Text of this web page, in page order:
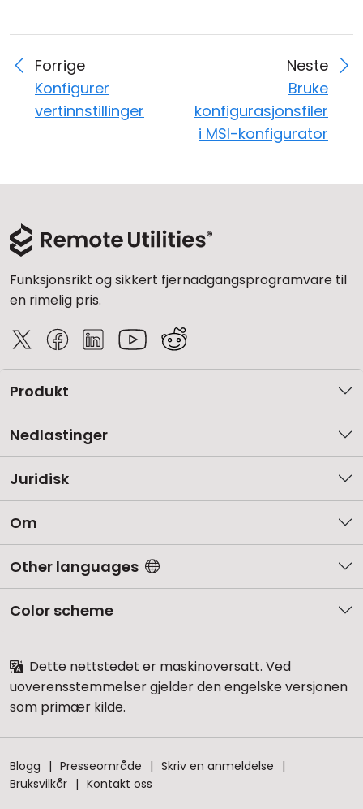
Forrige
Konfigurer
vertinnstillinger
Neste
Bruke
konfigurasjonsfiler
i MSI-konfigurator
Funksjonsrikt og sikkert fjernadgangsprogramvare til
en rimelig pris.
Produkt
Nedlastinger
Juridisk
Om
Other languages
Color scheme
Dette nettstedet er maskinoversatt. Ved
uoverensstemmelser gjelder den engelske versjonen
som primær kilde.
Blogg Presseområde
Skriv en anmeldelse
Bruksvilkår
Kontakt oss